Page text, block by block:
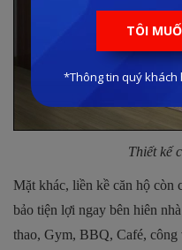
Thiết kế
Mặt khác, liền kề căn hộ còn
bảo tiện lợi ngay bên hiên
thao, Gym, BBQ, Café,